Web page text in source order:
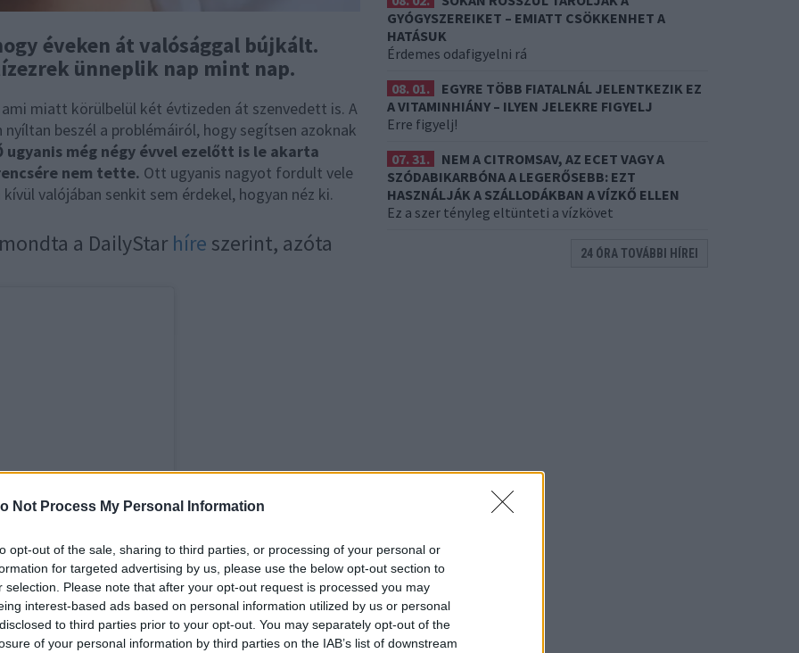
Not Process My Personal Information
opt-out of the sale, sharing to third parties, or processing of your personal or
for targeted advertising by us, please use the below opt-out section to
selection. Please note that after your opt-out request is processed you may
interest-based ads based on personal information utilized by us or personal
to third parties prior to your opt-out. You may separately opt-out of the
of your personal information by third parties on the IAB’s list of downstream
éveken át valósággal bújkált.
ünneplik nap mint nap.
miatt körülbelül két évtizeden át szenvedett is. A
beszél a problémáiról, hogy segítsen azoknak
ugyanis még négy évvel ezelőtt is le akarta
nem tette. Ott ugyanis nagyot fordult vele
valójában senkit sem érdekel, hogyan néz ki.
a DailyStar híre szerint, azóta
GYÓGYSZEREIKET – EMIATT CSÖKKENHET A
HATÁSUK
Érdemes odafigyelni rá
08. 01.
EGYRE TÖBB FIATALNÁL JELENTKEZIK EZ
A VITAMINHIÁNY – ILYEN JELEKRE FIGYELJ
Erre figyelj!
07. 31.
NEM A CITROMSAV, AZ ECET VAGY A
SZÓDABIKARBÓNA A LEGERŐSEBB: EZT
HASZNÁLJÁK A SZÁLLODÁKBAN A VÍZKŐ ELLEN
Ez a szer tényleg eltünteti a vízkövet
24 ÓRA TOVÁBBI HÍREI